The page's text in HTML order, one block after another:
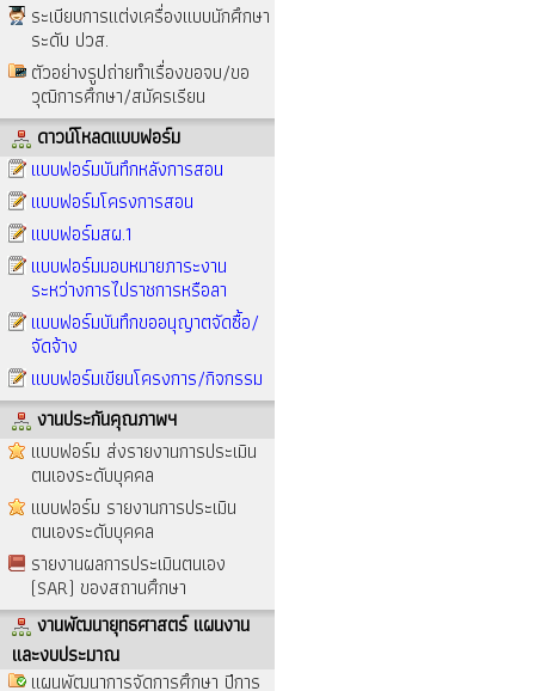
ระเบียบการแต่งเครื่องแบบนักศึกษา
ระดับ ปวส.
ตัวอย่างรูปถ่ายทำเรื่องขอจบ/ขอ
วุฒิการศึกษา/สมัครเรียน
ดาวน์โหลดแบบฟอร์ม
แบบฟอร์มบันทึกหลังการสอน
แบบฟอร์มโครงการสอน
แบบฟอร์มสผ.1
แบบฟอร์มมอบหมายภาระงาน
ระหว่างการไปราชการหรือลา
แบบฟอร์มบันทึกขออนุญาตจัดซื้อ/
จัดจ้าง
แบบฟอร์มเขียนโครงการ/กิจกรรม
งานประกันคุณภาพฯ
แบบฟอร์ม ส่งรายงานการประเมิน
ตนเองระดับบุคคล
แบบฟอร์ม รายงานการประเมิน
ตนเองระดับบุคคล
รายงานผลการประเมินตนเอง
(SAR) ของสถานศึกษา
งานพัฒนายุทธศาสตร์ แผนงาน
และงบประมาณ
แผนพัฒนาการจัดการศึกษา ปีการ